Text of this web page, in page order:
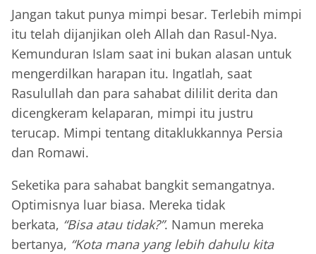
Jangan takut punya mimpi besar. Terlebih mimpi
itu telah dijanjikan oleh Allah dan Rasul-Nya.
Kemunduran Islam saat ini bukan alasan untuk
mengerdilkan harapan itu. Ingatlah, saat
Rasulullah dan para sahabat dililit derita dan
dicengkeram kelaparan, mimpi itu justru
terucap. Mimpi tentang ditaklukkannya Persia
dan Romawi.
Seketika para sahabat bangkit semangatnya.
Optimisnya luar biasa. Mereka tidak
berkata, “Bisa atau tidak?”. Namun mereka
bertanya, “Kota mana yang lebih dahulu kita